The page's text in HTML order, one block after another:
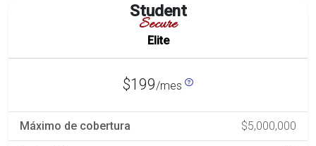
Student
Secure
Elite
$199/mes
Máximo de cobertura $5,000,000